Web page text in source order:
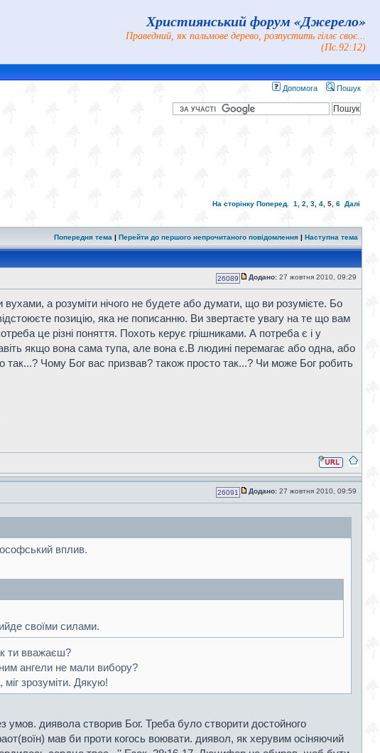
Християнський форум «Джерело»
Праведний, як пальмове дерево, розпустить гіллє своє...
(Пс.92:12)
Допомога Пошук
На сторінку Поперед. 1 2 3 4 5 6 Далі
Попередня тема | Перейти до першого непрочитаного повідомлення | Наступна тема
26089 Додано: 27 жовтня 2010, 09:29
а розуміти нічого не будете або думати, що ви розумієте. Бо
позицію, яка не пописанню. Ви звертаєте увагу на те що вам
це різні поняття. Похоть керує грішниками. А потреба є і у
якщо вона сама тупа, але вона є.В людині перемагає або одна, або
так...? Чому Бог вас призвав? також просто так...? Чи може Бог робить
26091 Додано: 27 жовтня 2010, 09:59
вплив.
своїми силами.
ти вважаєш?
ангели не мали вибору?
зрозуміти. Дякую!
умов. диявола створив Бог. Треба було створити достойного
мав би проти когось воювати. диявол, як херувим осіняючий